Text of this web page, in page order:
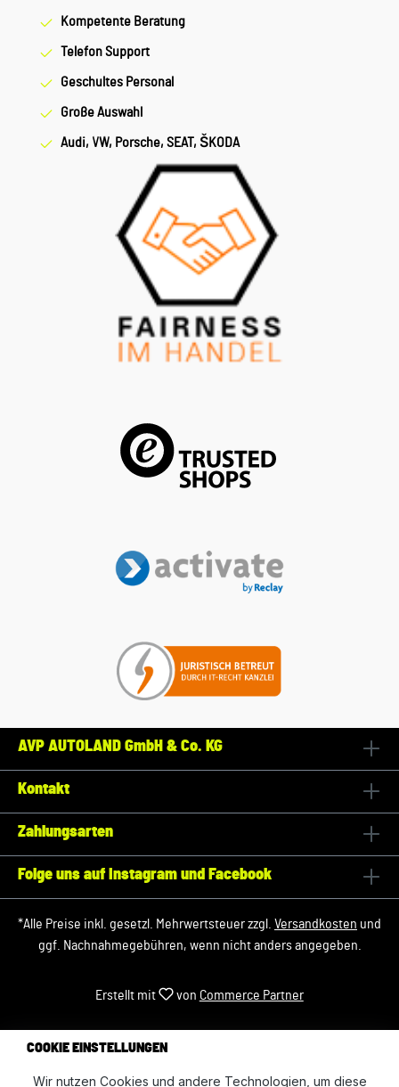
Kompetente Beratung
Telefon Support
Geschultes Personal
Große Auswahl
Audi, VW, Porsche, SEAT, ŠKODA
AVP AUTOLAND GmbH & Co. KG
Kontakt
Zahlungsarten
Folge uns auf Instagram und Facebook
*Alle Preise inkl. gesetzl. Mehrwertsteuer zzgl. Versandkosten und
ggf. Nachnahmegebühren, wenn nicht anders angegeben.
Erstellt mit von Commerce Partner
COOKIE EINSTELLUNGEN
Wir nutzen Cookies und andere Technologien, um diese